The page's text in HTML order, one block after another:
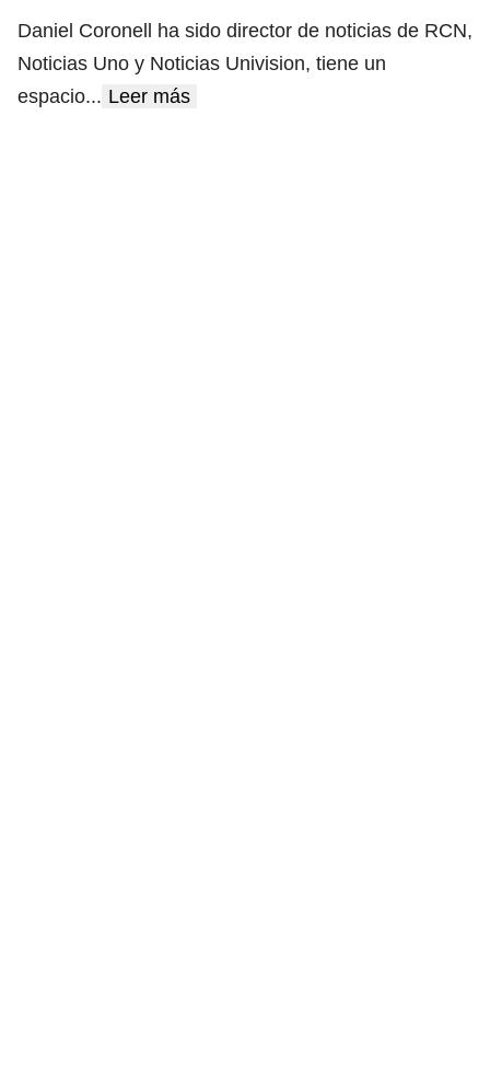
Daniel Coronell ha sido director de noticias de RCN,
Noticias Uno y Noticias Univision, tiene un
espacio... Leer más